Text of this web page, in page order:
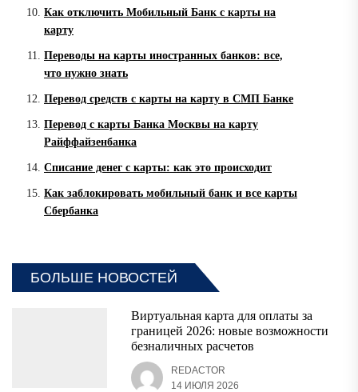
Как отключить Мобильный Банк с карты на
карту
Переводы на карты иностранных банков: все,
что нужно знать
Перевод средств с карты на карту в СМП Банке
Перевод с карты Банка Москвы на карту
Райффайзенбанка
Списание денег с карты: как это происходит
Как заблокировать мобильный банк и все карты
Сбербанка
БОЛЬШЕ НОВОСТЕЙ
Виртуальная карта для оплаты за
границей 2026: новые возможности
безналичных расчетов
REDACTOR
14 ИЮЛЯ 2026